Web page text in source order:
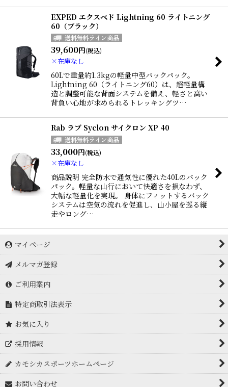
EXPED エクスペド Lightning 60 ライトニング
60（ブラック）
39,600円(税込)
×在庫なし
60Lで重量約1.3kgの軽量中型バックパック。
Lightning 60（ライトニング60）は、超軽量構
造と調整可能な背面システムを備え、軽さと高い
背負い心地が求められるトレッキングツ…
Rab ラブ Syclon サイクロン XP 40
33,000円(税込)
×在庫なし
商品説明 完全防水で通気性に優れた40Lのバック
パック。軽量な山行において快適さを損なわず、
大幅な軽量化を実現。 身体にフィットするバック
システムは空気の流れを促進し、山小屋を巡る縦
走やロング…
マイページ
メルマガ登録
ご利用案内
特定商取引法表示
お気に入り
採用情報
カモシカスポーツホームページ
お問い合わせ